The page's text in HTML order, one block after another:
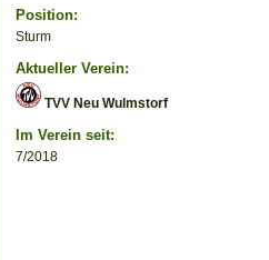
Position:
Sturm
Aktueller Verein:
TVV Neu Wulmstorf
Im Verein seit:
7/2018